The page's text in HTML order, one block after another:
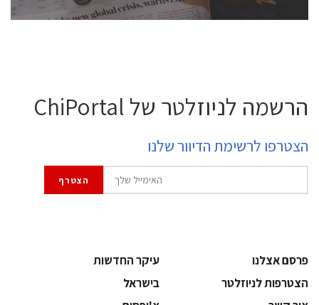
הרשמה לניוזלטר של ChiPortal
הצטרפו לרשימת הדיוור שלנו
פרסם אצלנו
עיקר החדשות
הצטרפות לניוזלטר
בישראל